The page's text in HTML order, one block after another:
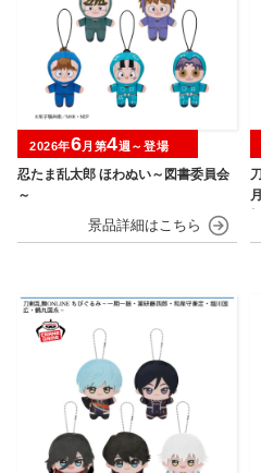
忍たま乱太郎 ほわぬい～図書委員会
～
2026年6月第4週～登場